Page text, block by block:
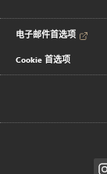
电子邮件首选项
Cookie 首选项